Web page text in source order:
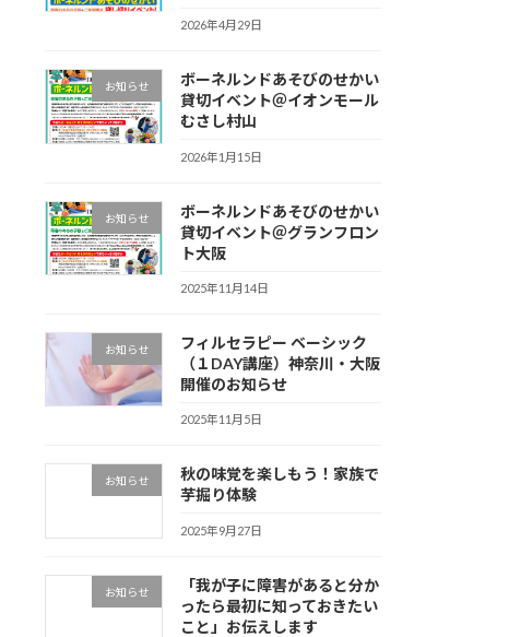
2026年4月29日
お知らせ
ボーネルンドあそびのせかい
貸切イベント＠イオンモール
むさし村山
2026年1月15日
お知らせ
ボーネルンドあそびのせかい
貸切イベント＠グランフロン
ト大阪
2025年11月14日
お知らせ
フィルセラピー ベーシック
（１DAY講座）神奈川・大阪
開催のお知らせ
2025年11月5日
お知らせ
秋の味覚を楽しもう！家族で
芋掘り体験
2025年9月27日
お知らせ
「我が子に障害があると分か
ったら最初に知っておきたい
こと」お伝えします